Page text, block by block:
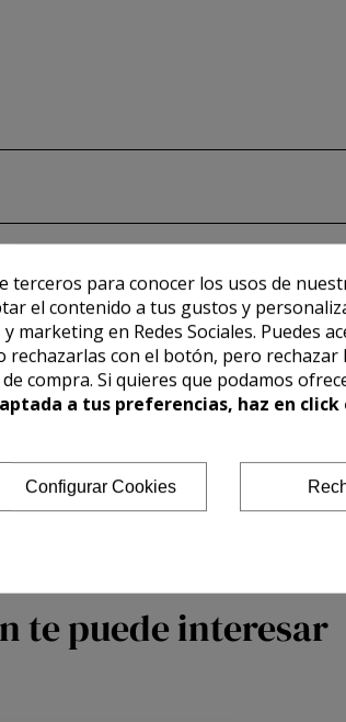
te puede interesar
terceros para conocer los usos de
el contenido a tus gustos y
marketing en Redes Sociales. Puedes
con el botón, pero rechazar
compra. Si quieres que podamos
a tus preferencias, haz en click
Configurar Cookies